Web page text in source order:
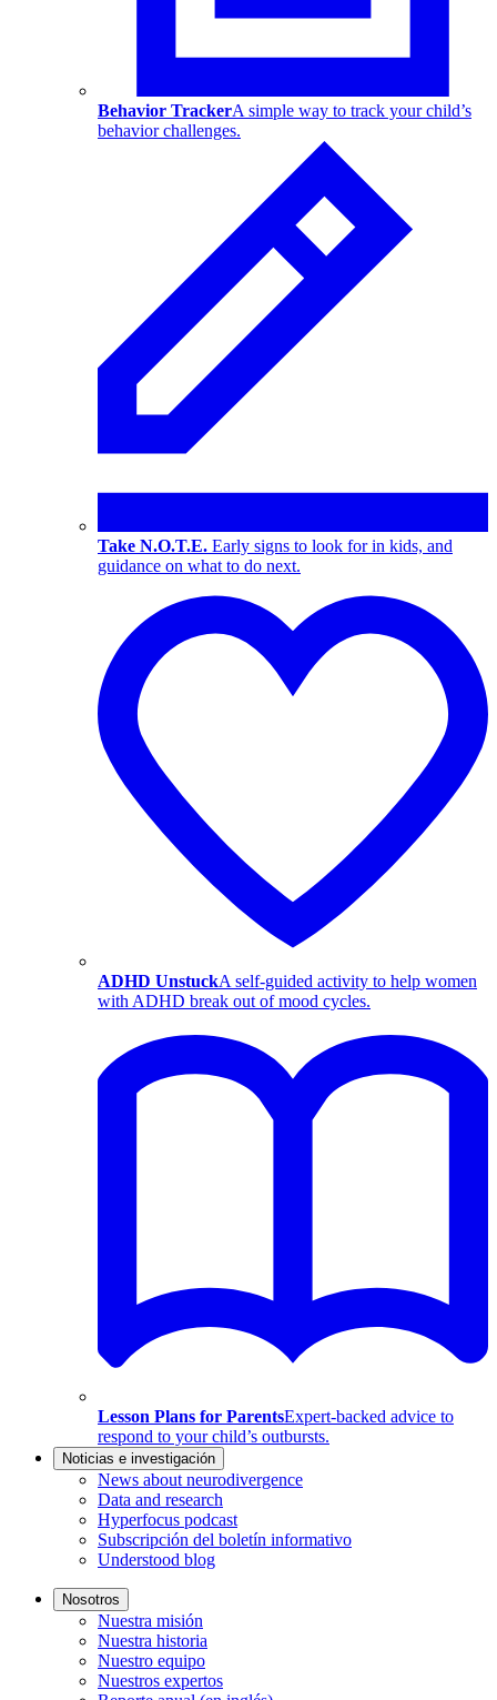
Behavior TrackerA simple way to track your child’s
behavior challenges.
Take N.O.T.E. Early signs to look for in kids, and
guidance on what to do next.
ADHD UnstuckA self-guided activity to help women
with ADHD break out of mood cycles.
Lesson Plans for ParentsExpert-backed advice to
respond to your child’s outbursts.
Noticias e investigación
News about neurodivergence
Data and research
Hyperfocus podcast
Subscripción del boletín informativo
Understood blog
Nosotros
Nuestra misión
Nuestra historia
Nuestro equipo
Nuestros expertos